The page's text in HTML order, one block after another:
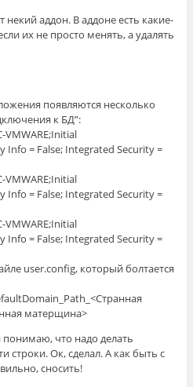
некий аддон. В аддоне есть какие-
их не просто менять, а удалять
появляются несколько
к БД”:
VMWARE;Initial
Info = False; Integrated Security =
VMWARE;Initial
Info = False; Integrated Security =
VMWARE;Initial
Info = False; Integrated Security =
user.config, который болтается
матерщина>
понимаю, что надо делать
строки. Ок, сделал. А как быть с
сносить!